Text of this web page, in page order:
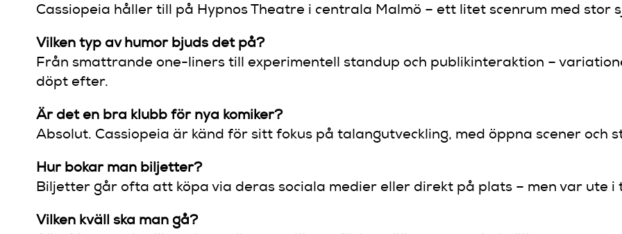
Cassiopeia håller till på Hypnos Theatre i centrala Malmö – ett litet scenrum med stor
Vilken typ av humor bjuds det på?
Från smattrande one-liners till experimentell standup och publikinteraktion –
döpt efter.
Är det en bra klubb för nya komiker?
Absolut. Cassiopeia är känd för sitt fokus på talangutveckling, med öppna scener och
Hur bokar man biljetter?
Biljetter går ofta att köpa via deras sociala medier eller direkt på plats – men var ute
Vilken kväll ska man gå?